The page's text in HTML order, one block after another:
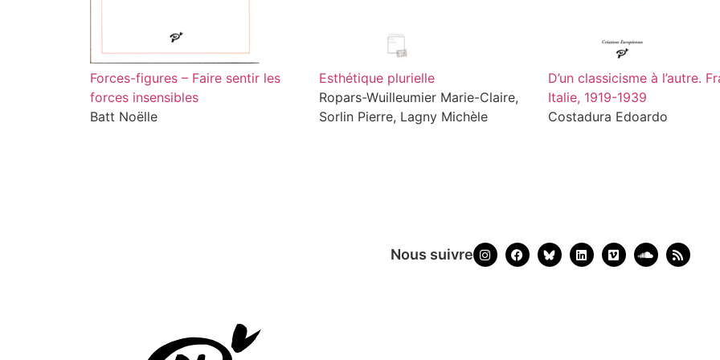
Forces-figures – Faire sentir les
forces insensibles
Batt Noëlle
Esthétique plurielle
Ropars-Wuilleumier Marie-Claire,
Sorlin Pierre, Lagny Michèle
D’un classicisme à l’autre.
Italie, 1919-1939
Costadura Edoardo
Nous suivre